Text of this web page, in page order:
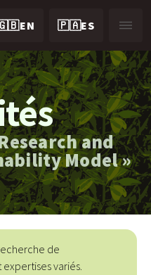
🇵🇦ES
and
Model »
de
variés.